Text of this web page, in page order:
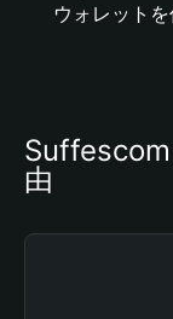
ウォレット
由